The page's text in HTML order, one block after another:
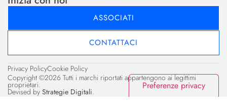
ASSOCIATI
CONTATTACI
Privacy PolicyCookie Policy
Copyright ©2026 Tutti i marchi riportati appartengono ai legittimi
proprietari.
Devised by Strategie Digitali.